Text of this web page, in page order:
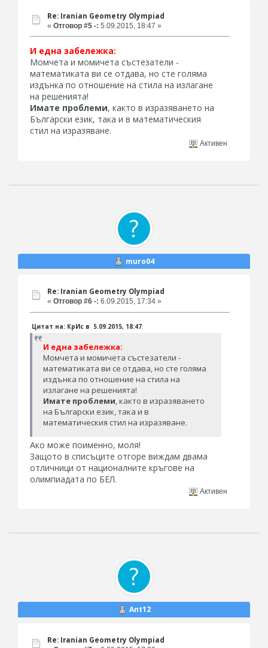
Re: Iranian Geometry Olympiad
« Отговор #5 -: 5.09.2015, 18:47 »
И една забележка:
Момчета и момичета състезатели -
математиката ви се отдава, но сте голяма
издънка по отношение на стила на излагане
на решенията!
Имате проблеми, както в изразяването на
Български език, така и в математическия
стил на изразяване.
Активен
muro04
Re: Iranian Geometry Olympiad
« Отговор #6 -: 6.09.2015, 17:34 »
Цитат на: КрИс в 5.09.2015, 18:47
И една забележка:
Момчета и момичета състезатели -
математиката ви се отдава, но сте голяма
издънка по отношение на стила на
излагане на решенията!
Имате проблеми, както в изразяването
на Български език, така и в
математическия стил на изразяване.
Ако може поименно, моля!
Защото в списъците отгоре виждам двама
отличници от националните кръгове на
олимпиадата по БЕЛ.
Активен
Ant12
Re: Iranian Geometry Olympiad